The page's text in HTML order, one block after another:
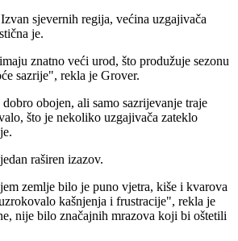
sjevernih regija, većina uzgajivača
je.
znatno veći urod, što produžuje sezonu
sazrije", rekla je Grover.
obojen, ali samo sazrijevanje traje
što je nekoliko uzgajivača zateklo
raširen izazov.
zemlje bilo je puno vjetra, kiše i kvarova
kašnjenja i frustracije", rekla je
nije bilo značajnih mrazova koji bi oštetili